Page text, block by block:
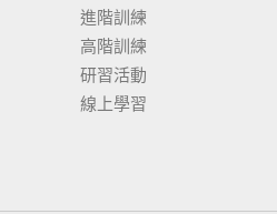
進階訓練
高階訓練
研習活動
線上學習